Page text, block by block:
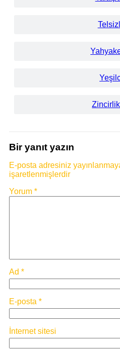
Bir yanıt yazın
E-posta adresiniz
işaretlenmişlerdir
Yorum *
Ad *
E-posta *
İnternet sitesi